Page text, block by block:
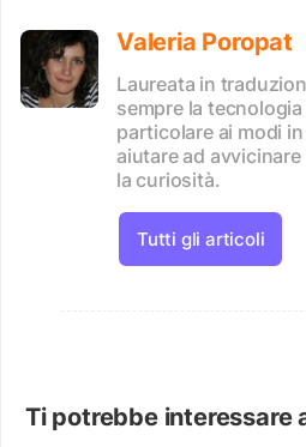
Valeria Poropat
Laureata in
sempre la
particolare ai modi
aiutare ad
la curiosità.
Tutti gli articoli
Ti potrebbe interessare